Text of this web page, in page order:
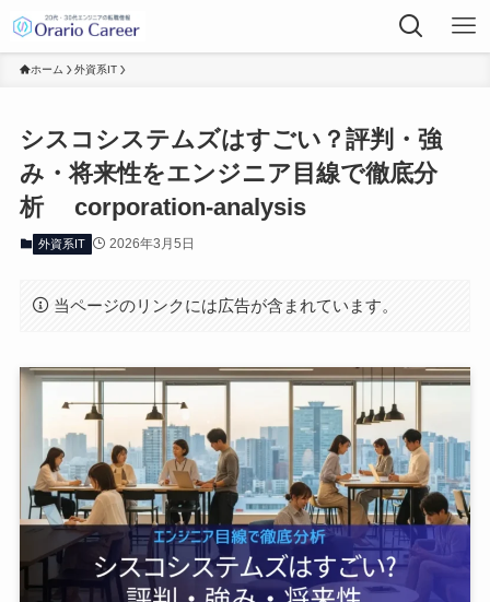
ホーム 外資系IT
シスコシステムズはすごい？評判・強
み・将来性をエンジニア目線で徹底分
析 corporation-analysis
外資系IT 2026年3月5日
当ページのリンクには広告が含まれています。